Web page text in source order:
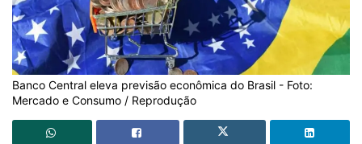
Banco Central eleva previsão econômica do Brasil - Foto:
Mercado e Consumo / Reprodução